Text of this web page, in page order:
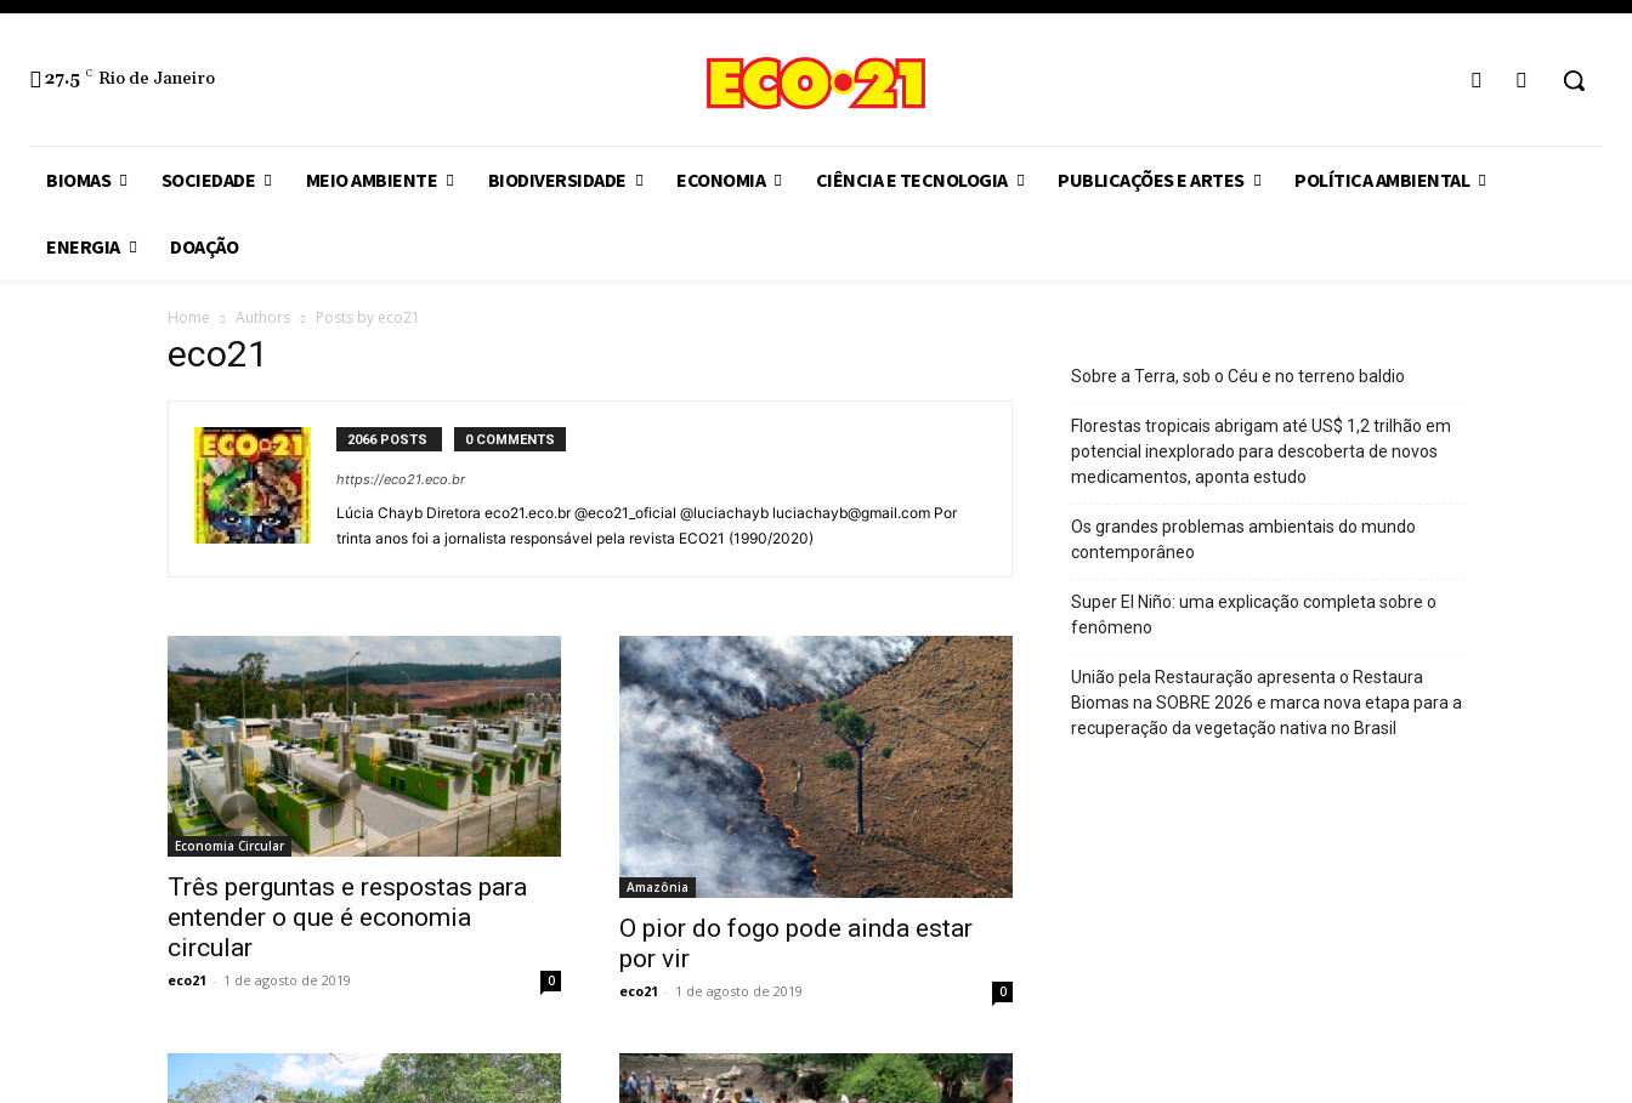
27.5 C Rio de Janeiro
BIOMAS SOCIEDADE MEIO AMBIENTE BIODIVERSIDADE ECONOMIA CIÊNCIA E TECNOLOGIA PUBLICAÇÕES E ARTES POLÍTICA AMBIENTAL
ENERGIA DOAÇÃO
Home Authors Posts by eco21
eco21
2066 POSTS 0 COMMENTS
https://eco21.eco.br
Lúcia Chayb Diretora eco21.eco.br @eco21_oficial @luciachayb luciachayb@gmail.com Por
trinta anos foi a jornalista responsável pela revista ECO21 (1990/2020)
Economia Circular
Três perguntas e respostas para
entender o que é economia
circular
eco21 - 1 de agosto de 2019 0
Amazônia
O pior do fogo pode ainda estar
por vir
eco21 - 1 de agosto de 2019 0
Sobre a Terra, sob o Céu e no terreno baldio
Florestas tropicais abrigam até US$ 1,2 trilhão em
potencial inexplorado para descoberta de novos
medicamentos, aponta estudo
Os grandes problemas ambientais do mundo
contemporâneo
Super El Niño: uma explicação completa sobre o
fenômeno
União pela Restauração apresenta o Restaura
Biomas na SOBRE 2026 e marca nova etapa para a
recuperação da vegetação nativa no Brasil